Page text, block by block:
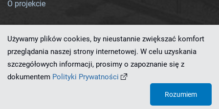
O projekcie
Ten serwis działa dzięki oprogramowaniu
Używamy plików cookies, by nieustannie zwiększać komfort
przeglądania naszej strony internetowej. W celu uzyskania
szczegółowych informacji, prosimy o zapoznanie się z
dokumentem Polityki Prywatności
Rozumiem